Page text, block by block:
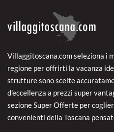
Villaggitoscana.com seleziona i
regione per offrirti la vacanza
strutture sono scelte
d'eccellenza a prezzi super
sezione Super Offerte per
convenienti della Toscana